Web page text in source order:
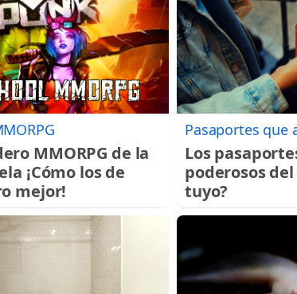
MMORPG de la
¡Cómo los de
mejor!
Pasaportes que
Los
poderosos
tuyo?